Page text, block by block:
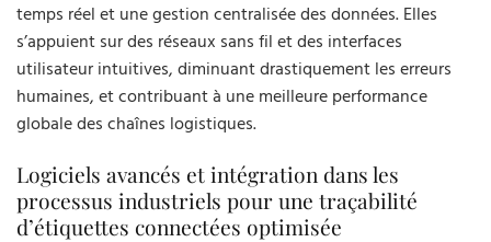
temps réel et une gestion centralisée des données. Elles
s’appuient sur des réseaux sans fil et des interfaces
utilisateur intuitives, diminuant drastiquement les erreurs
humaines, et contribuant à une meilleure performance
globale des chaînes logistiques.
Logiciels avancés et intégration dans les
processus industriels pour une traçabilité
d’étiquettes connectées optimisée